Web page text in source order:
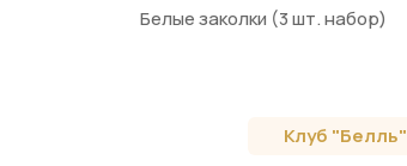
Белые заколки (3 шт. набор)
Клуб "Белль"